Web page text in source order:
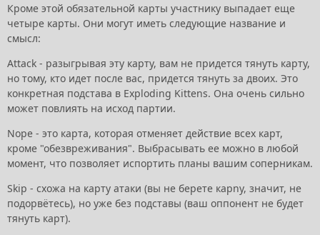
Кроме этой обязательной карты участнику выпадает еще
четыре карты. Они могут иметь следующие название и
смысл:
Attack - разыгрывая эту карту, вам не придется тянуть карту,
но тому, кто идет после вас, придется тянуть за двоих. Это
конкретная подстава в Exploding Kittens. Она очень сильно
может повлиять на исход партии.
Nope - это карта, которая отменяет действие всех карт,
кроме "обезвреживания". Выбрасывать ее можно в любой
момент, что позволяет испортить планы вашим соперникам.
Skip - схожа на карту атаки (вы не берете карnу, значит, не
подорвётесь), но уже без подставы (ваш оппонент не будет
тянуть карт).